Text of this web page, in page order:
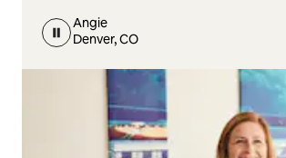
Angie
Denver, CO